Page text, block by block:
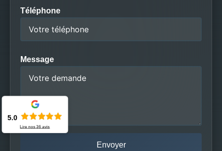
Téléphone
Message
5.0
Lire nos36 avis